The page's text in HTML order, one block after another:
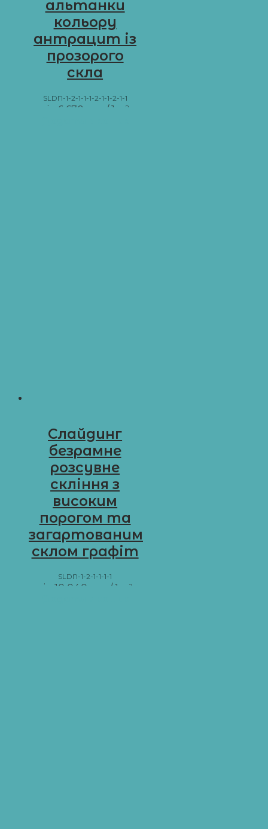
альтанки
кольору
антрацит із
прозорого
скла
SLDN-1-2-1-1-1-2-1-1-2-1-1
від 6 670
/ 1 м²
Слайдинг
безрамне
розсувне
скління з
високим
порогом та
загартованим
склом графіт
SLDN-1-2-1-1-1-1
від10 040
/ 1 м²